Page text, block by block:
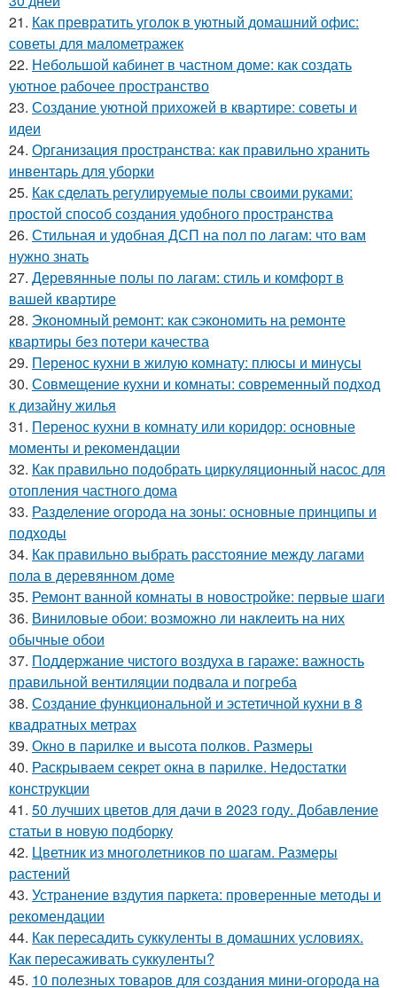
21. Как превратить уголок в уютный домашний офис:
советы для малометражек
22. Небольшой кабинет в частном доме: как создать
уютное рабочее пространство
23. Создание уютной прихожей в квартире: советы и
идеи
24. Организация пространства: как правильно хранить
инвентарь для уборки
25. Как сделать регулируемые полы своими руками:
простой способ создания удобного пространства
26. Стильная и удобная ДСП на пол по лагам: что вам
нужно знать
27. Деревянные полы по лагам: стиль и комфорт в
вашей квартире
28. Экономный ремонт: как сэкономить на ремонте
квартиры без потери качества
29. Перенос кухни в жилую комнату: плюсы и минусы
30. Совмещение кухни и комнаты: современный подход
к дизайну жилья
31. Перенос кухни в комнату или коридор: основные
моменты и рекомендации
32. Как правильно подобрать циркуляционный насос для
отопления частного дома
33. Разделение огорода на зоны: основные принципы и
подходы
34. Как правильно выбрать расстояние между лагами
пола в деревянном доме
35. Ремонт ванной комнаты в новостройке: первые шаги
36. Виниловые обои: возможно ли наклеить на них
обычные обои
37. Поддержание чистого воздуха в гараже: важность
правильной вентиляции подвала и погреба
38. Создание функциональной и эстетичной кухни в 8
квадратных метрах
39. Окно в парилке и высота полков. Размеры
40. Раскрываем секрет окна в парилке. Недостатки
конструкции
41. 50 лучших цветов для дачи в 2023 году. Добавление
статьи в новую подборку
42. Цветник из многолетников по шагам. Размеры
растений
43. Устранение вздутия паркета: проверенные методы и
рекомендации
44. Как пересадить суккуленты в домашних условиях.
Как пересаживать суккуленты?
45. 10 полезных товаров для создания мини-огорода на